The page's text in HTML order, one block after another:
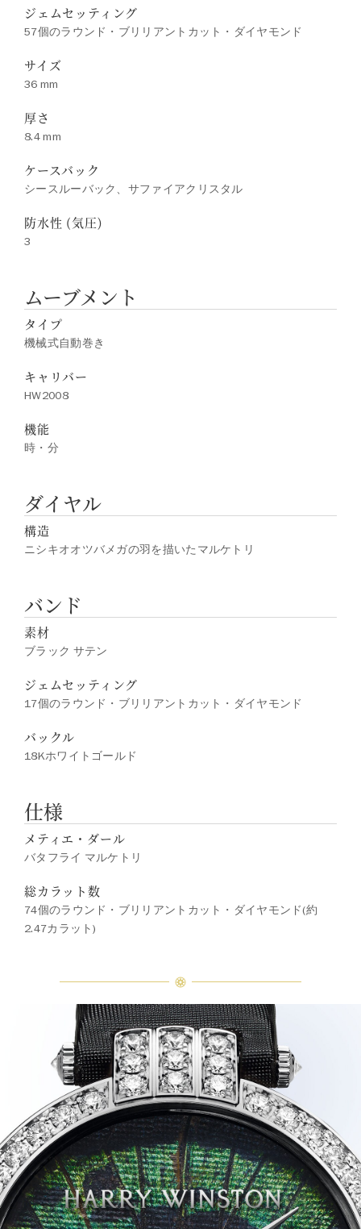
ジェムセッティング
57個のラウンド・ブリリアントカット・ダイヤモンド
サイズ
36 mm
厚さ
8.4 mm
ケースバック
シースルーバック、サファイアクリスタル
防水性 (気圧)
3
ムーブメント
タイプ
機械式自動巻き
キャリバー
HW2008
機能
時・分
ダイヤル
構造
ニシキオオツバメガの羽を描いたマルケトリ
バンド
素材
ブラック サテン
ジェムセッティング
17個のラウンド・ブリリアントカット・ダイヤモンド
バックル
18Kホワイトゴールド
仕様
メティエ・ダール
バタフライ マルケトリ
総カラット数
74個のラウンド・ブリリアントカット・ダイヤモンド(約
2.47カラット)